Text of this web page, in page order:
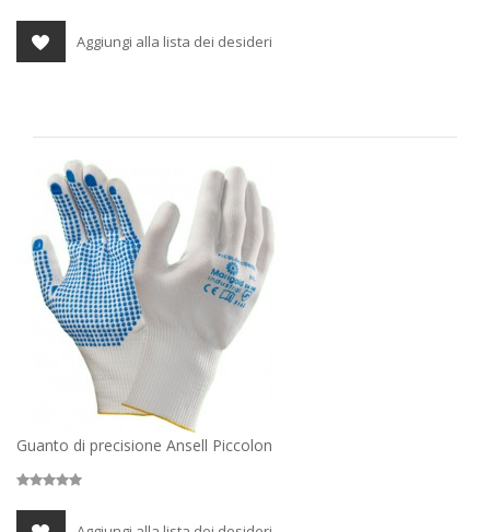
Aggiungi alla lista dei desideri
Guanto di precisione Ansell Piccolon